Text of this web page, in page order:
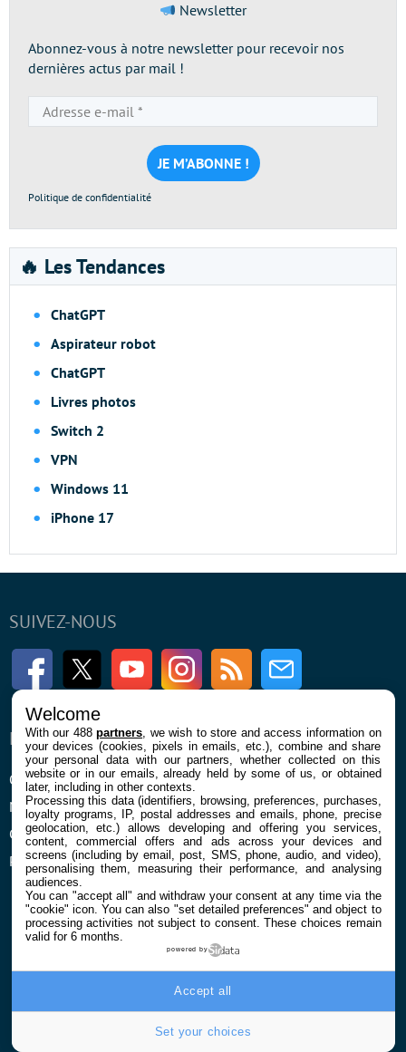
Newsletter
Abonnez-vous à notre newsletter pour recevoir nos
dernières actus par mail !
e-
mail
*
Politique de confidentialité
🔥 Les Tendances
ChatGPT
Aspirateur robot
ChatGPT
Livres photos
Switch 2
VPN
Windows 11
iPhone 17
SUIVEZ-NOUS
FacebookTwitter Youtube InstagramRSS Newsletter
ENTREPRISE
Qui sommes nous
Mentions légales et CGU
Confidentialité et Cookies
Préférences cookies
À PROPOS
La rédaction
Contact
Welcome
With our 488partners , we wish to store and access information on
your devices (cookies, pixels in emails, etc.), combine and share
your personal data with our partners, whether collected on this
website or in our emails, already held by some of us, or obtained
later, including in other contexts.
Processing this data (identifiers, browsing, preferences, purchases,
loyalty programs, IP, postal addresses and emails, phone, precise
geolocation, etc.) allows developing and offering you services,
content, commercial offers and ads across your devices and
screens (including by email, post, SMS, phone, audio, and video),
personalising them, measuring their performance, and analysing
audiences.
You can "accept all" and withdraw your consent at any time via the
"cookie" icon. You can also "set detailed preferences" and object to
processing activities not subject to consent. These choices remain
valid for 6 months.
powered by
Set your choices
Accept all